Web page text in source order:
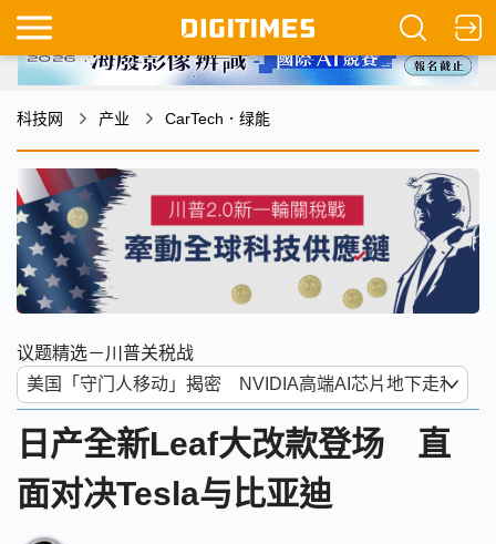
科技网 产业 CarTech．绿能
议题精选－川普关税战
日产全新Leaf大改款登场 直
面对决Tesla与比亚迪